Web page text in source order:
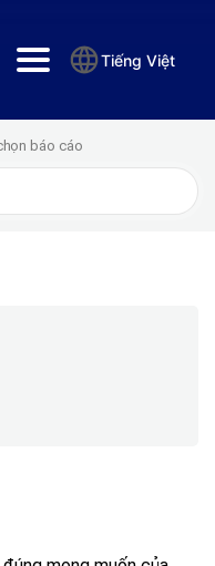
Tiếng Việt
báo cáo